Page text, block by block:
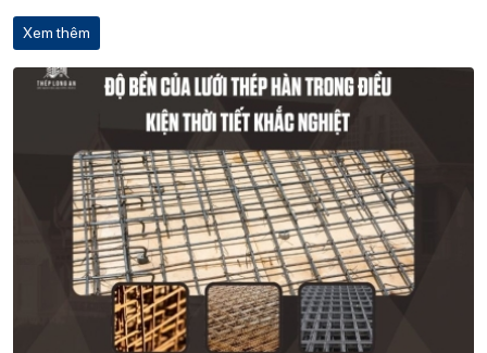
chuẩn bị kỹ lưỡng, hậu quả có thể là giảm tuổi thọ công trình,
phát sinh chi phí bảo trì, thậm chí gây mất an toàn công trình.
Xem thêm